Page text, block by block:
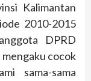
Kalimantan
2010-2015
DPRD
cocok
sama-sama